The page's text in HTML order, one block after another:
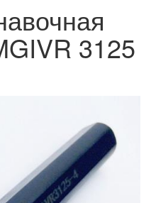
3125